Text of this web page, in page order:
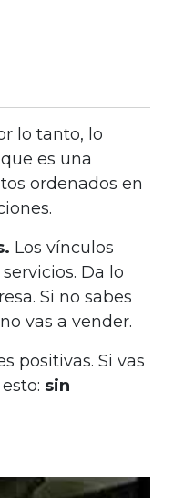
lo tanto, lo
es una
ordenados en
Los vínculos
Da lo
Si no sabes
vas a vender.
positivas. Si vas
sin